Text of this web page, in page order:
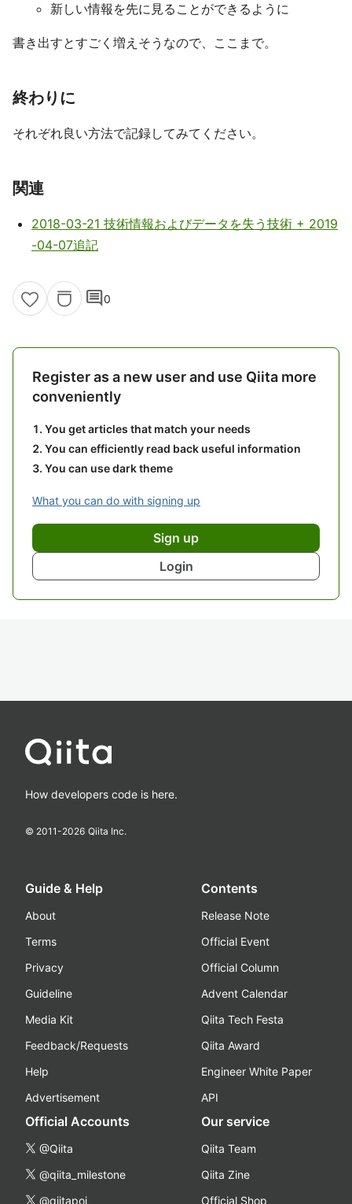
新しい情報を先に見ることができるように
書き出すとすごく増えそうなので、ここまで。
終わりに
それぞれ良い方法で記録してみてください。
関連
2018-03-21 技術情報およびデータを失う技術 + 2019
-04-07追記
comment0
Register as a new user and use Qiita more
conveniently
You get articles that match your needs
You can efficiently read back useful information
You can use dark theme
What you can do with signing up
Sign up
Login
How developers code is here.
© 2011-2026 Qiita Inc.
Guide & Help
About
Terms
Privacy
Guideline
Media Kit
Feedback/Requests
Help
Advertisement
Contents
Release Note
Official Event
Official Column
Advent Calendar
Qiita Tech Festa
Qiita Award
Engineer White Paper
API
Official Accounts
@Qiita
@qiita_milestone
@qiitapoi
Our service
Qiita Team
Qiita Zine
Official Shop